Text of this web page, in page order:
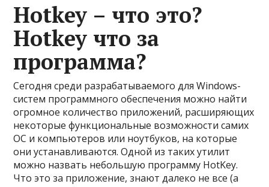
Hotkey – что это?
Hotkey что за
программа?
Сегодня среди разрабатываемого для Windows-
систем программного обеспечения можно найти
огромное количество приложений, расширяющих
некоторые функциональные возможности самих
ОС и компьютеров или ноутбуков, на которые
они устанавливаются. Одной из таких утилит
можно назвать небольшую программу HotKey.
Что это за приложение, знают далеко не все (а